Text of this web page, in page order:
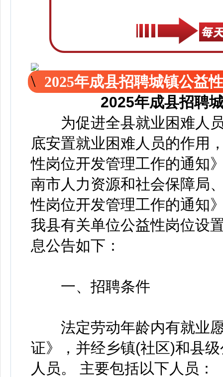
2025年成县招聘城镇公益
2025年成县招聘
为促进全县就业困难人员
底安置就业困难人员的作用
性岗位开发管理工作的通知
南市人力资源和社会保障局
性岗位开发管理工作的通知
我县有关单位公益性岗位设
息公告如下：
一、招聘条件
法定劳动年龄内有就业愿
证》，并经乡镇(社区)和县
人员。 主要包括以下人员：